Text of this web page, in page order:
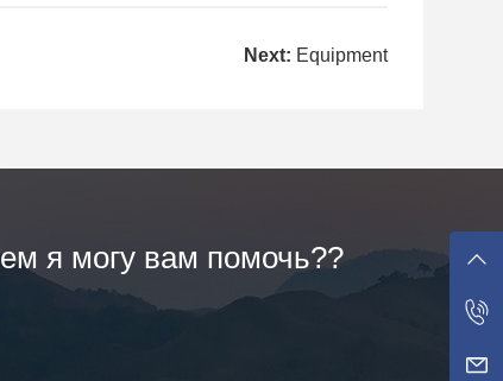
Next: Equipment
я могу вам помочь??